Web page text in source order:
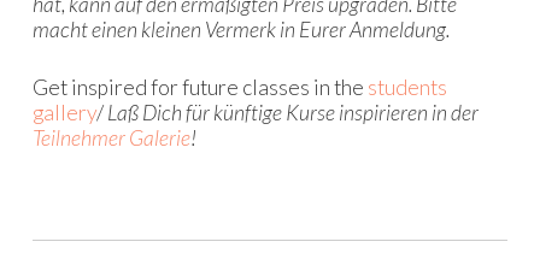
macht einen kleinen Vermerk in Eurer Anmeldung.
Get inspired for future classes in the students
gallery/Laß Dich für künftige Kurse inspirieren in der
Teilnehmer Galerie!